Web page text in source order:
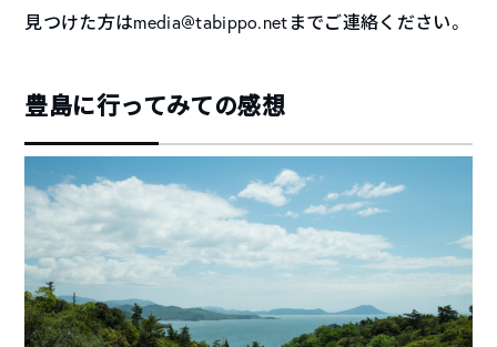
見つけた方はmedia@tabippo.netまでご連絡ください。
豊島に行ってみての感想